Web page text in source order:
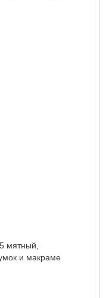
мятный,
и макраме